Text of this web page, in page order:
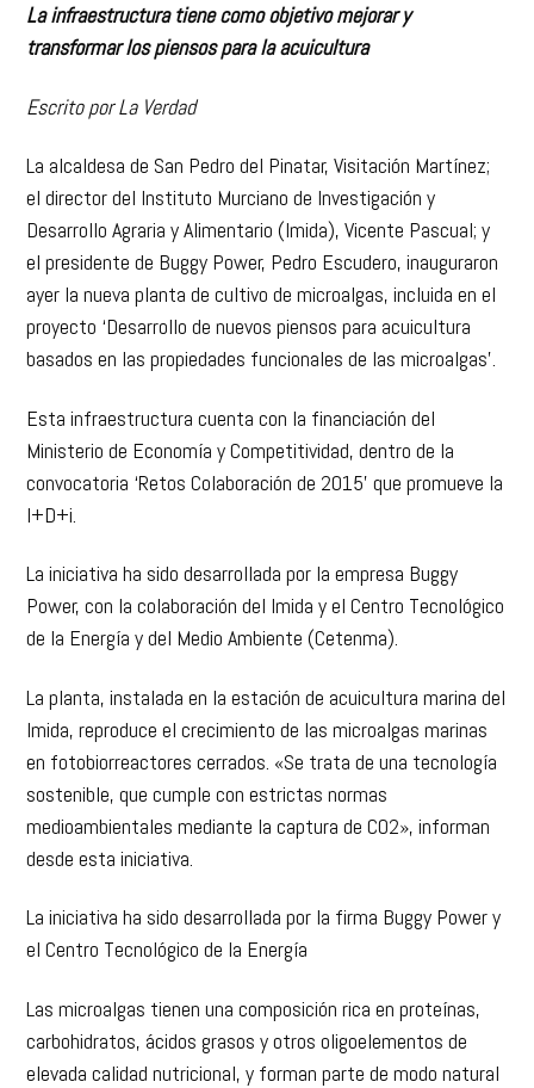
La infraestructura tiene como objetivo mejorar y
transformar los piensos para la acuicultura
Escrito por La Verdad
La alcaldesa de San Pedro del Pinatar, Visitación Martínez;
el director del Instituto Murciano de Investigación y
Desarrollo Agraria y Alimentario (Imida), Vicente Pascual; y
el presidente de Buggy Power, Pedro Escudero, inauguraron
ayer la nueva planta de cultivo de microalgas, incluida en el
proyecto ‘Desarrollo de nuevos piensos para acuicultura
basados en las propiedades funcionales de las microalgas’.
Esta infraestructura cuenta con la financiación del
Ministerio de Economía y Competitividad, dentro de la
convocatoria ‘Retos Colaboración de 2015’ que promueve la
I+D+i.
La iniciativa ha sido desarrollada por la empresa Buggy
Power, con la colaboración del Imida y el Centro Tecnológico
de la Energía y del Medio Ambiente (Cetenma).
La planta, instalada en la estación de acuicultura marina del
Imida, reproduce el crecimiento de las microalgas marinas
en fotobiorreactores cerrados. «Se trata de una tecnología
sostenible, que cumple con estrictas normas
medioambientales mediante la captura de CO2», informan
desde esta iniciativa.
La iniciativa ha sido desarrollada por la firma Buggy Power y
el Centro Tecnológico de la Energía
Las microalgas tienen una composición rica en proteínas,
carbohidratos, ácidos grasos y otros oligoelementos de
elevada calidad nutricional, y forman parte de modo natural